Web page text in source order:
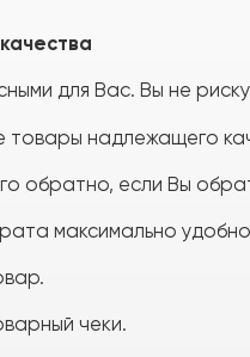
для Вас. Вы не
надлежащего
обратно, если Вы
максимально
чеки.